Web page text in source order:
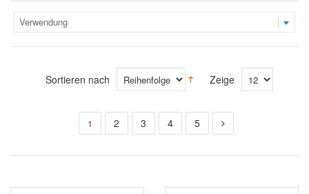
Verwendung
Sortieren nach Zeige
1 2 3 4 5